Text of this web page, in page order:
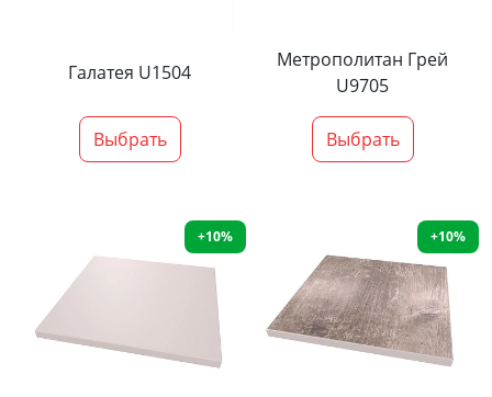
Галатея U1504
Выбрать
Метрополитан Грей
U9705
Выбрать
+10% +10%